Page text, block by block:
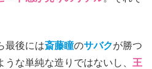
最後には斎藤瞳のサバクが勝つ
な単純な造りではないし、 王